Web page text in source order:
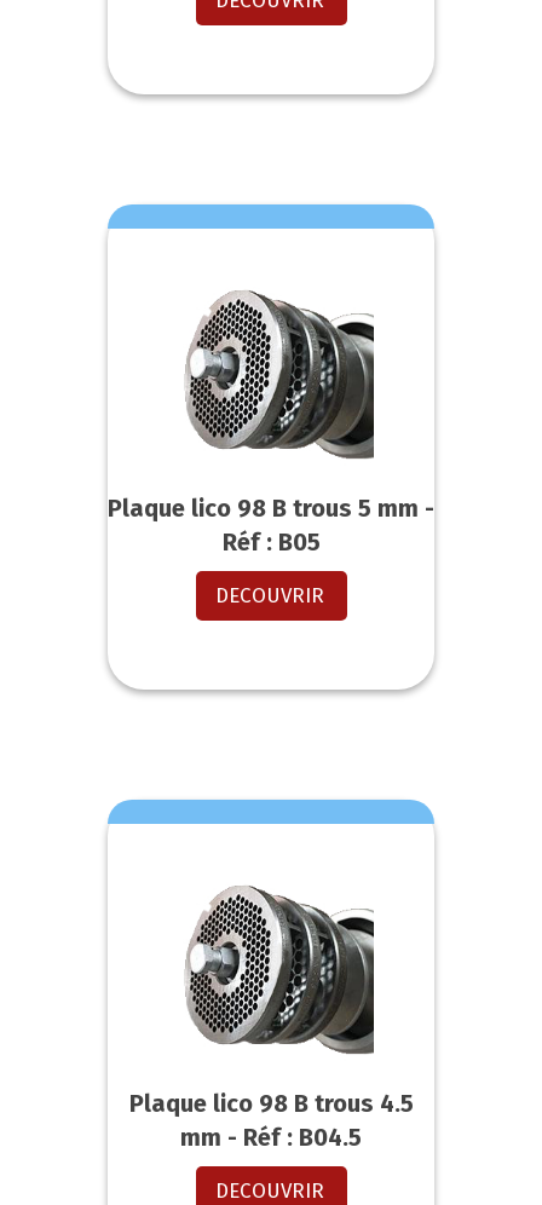
Plaque lico 98 B trous 5 mm -
Réf : B05
DECOUVRIR
Plaque lico 98 B trous 4.5
mm - Réf : B04.5
DECOUVRIR